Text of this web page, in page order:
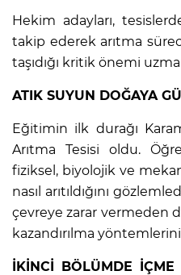
Hekim adayları,
takip ederek arıtma
taşıdığı kritik önemi
ATIK SUYUN DOĞAYA
Eğitimin ilk durağı
Arıtma Tesisi oldu.
fiziksel, biyolojik ve
nasıl arıtıldığını
çevreye zarar vermeden
kazandırılma
İKİNCİ BÖLÜMDE İÇME